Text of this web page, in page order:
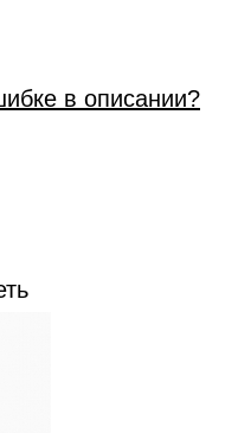
в описании?